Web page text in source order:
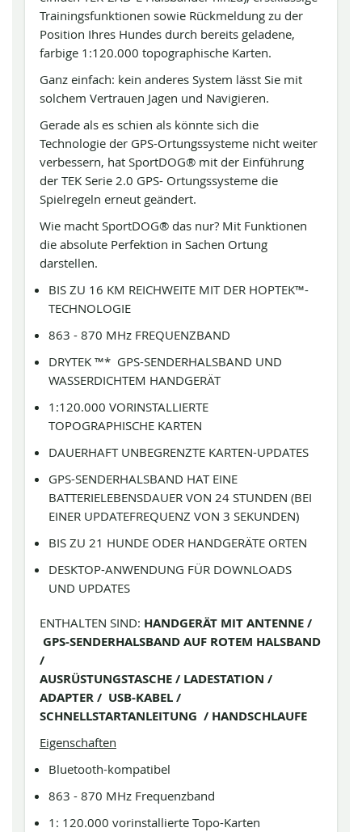
Trainingsfunktionen sowie Rückmeldung zu der
Position Ihres Hundes durch bereits geladene,
farbige 1:120.000 topographische Karten.
Ganz einfach: kein anderes System lässt Sie mit
solchem Vertrauen Jagen und Navigieren.
Gerade als es schien als könnte sich die
Technologie der GPS-Ortungssysteme nicht weiter
verbessern, hat SportDOG® mit der Einführung
der TEK Serie 2.0 GPS- Ortungssysteme die
Spielregeln erneut geändert.
Wie macht SportDOG® das nur? Mit Funktionen
die absolute Perfektion in Sachen Ortung
darstellen.
BIS ZU 16 KM REICHWEITE MIT DER HOPTEK™-
TECHNOLOGIE
863 - 870 MHz FREQUENZBAND
DRYTEK ™* GPS-SENDERHALSBAND UND
WASSERDICHTEM HANDGERÄT
1:120.000 VORINSTALLIERTE
TOPOGRAPHISCHE KARTEN
DAUERHAFT UNBEGRENZTE KARTEN-UPDATES
GPS-SENDERHALSBAND HAT EINE
BATTERIELEBENSDAUER VON 24 STUNDEN (BEI
EINER UPDATEFREQUENZ VON 3 SEKUNDEN)
BIS ZU 21 HUNDE ODER HANDGERÄTE ORTEN
DESKTOP-ANWENDUNG FÜR DOWNLOADS
UND UPDATES
ENTHALTEN SIND: HANDGERÄT MIT ANTENNE /
GPS-SENDERHALSBAND AUF ROTEM HALSBAND
/
AUSRÜSTUNGSTASCHE / LADESTATION /
ADAPTER / USB-KABEL /
SCHNELLSTARTANLEITUNG / HANDSCHLAUFE
Eigenschaften
Bluetooth-kompatibel
863 - 870 MHz Frequenzband
1: 120.000 vorinstallierte Topo-Karten